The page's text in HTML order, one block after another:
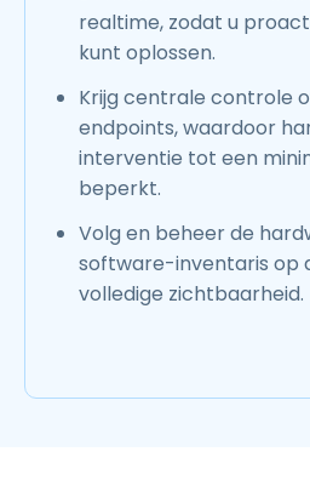
realtime, zodat u
kunt oplossen.
Krijg centrale controle
endpoints, waardoor
interventie tot een
beperkt.
Volg en beheer de
software-inventaris op
volledige zichtbaarheid.